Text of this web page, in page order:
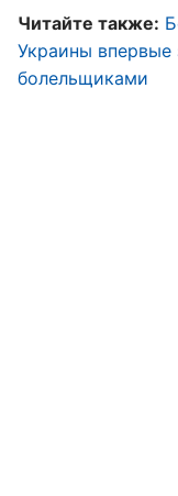
Читайте также:
Украины впервые
болельщиками